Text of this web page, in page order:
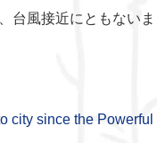
台風接近にともない
city since the